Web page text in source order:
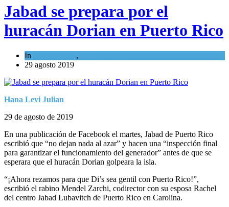
Jabad se prepara por el
huracán Dorian en Puerto Rico
In ,
29 agosto 2019
Hana Levi Julian
29 de agosto de 2019
En una publicación de Facebook el martes, Jabad de Puerto Rico
escribió que “no dejan nada al azar” y hacen una “inspección final
para garantizar el funcionamiento del generador” antes de que se
esperara que el huracán Dorian golpeara la isla.
“¡Ahora rezamos para que Di’s sea gentil con Puerto Rico!”,
escribió el rabino Mendel Zarchi, codirector con su esposa Rachel
del centro Jabad Lubavitch de Puerto Rico en Carolina.